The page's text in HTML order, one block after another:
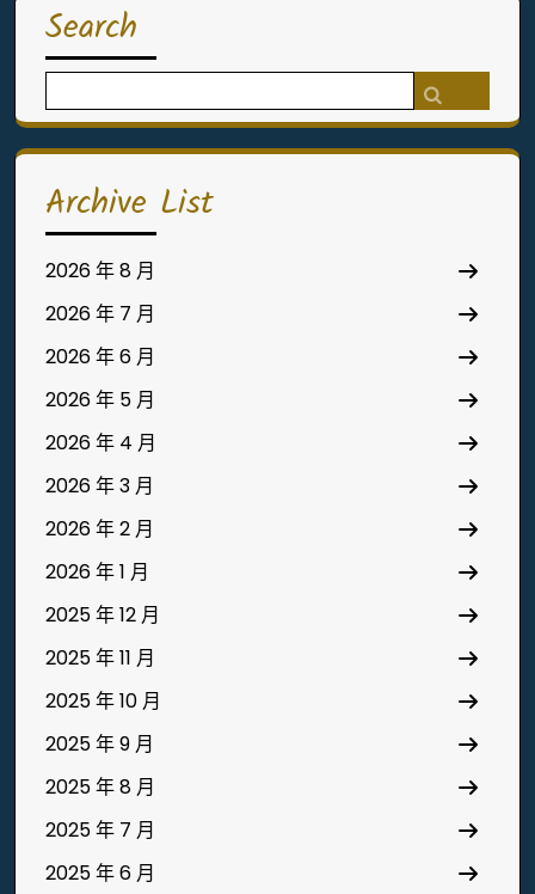
Search
for:
Archive List
2026 年 8 月
2026 年 7 月
2026 年 6 月
2026 年 5 月
2026 年 4 月
2026 年 3 月
2026 年 2 月
2026 年 1 月
2025 年 12 月
2025 年 11 月
2025 年 10 月
2025 年 9 月
2025 年 8 月
2025 年 7 月
2025 年 6 月